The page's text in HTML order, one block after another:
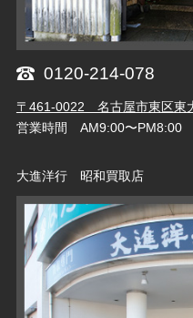
0120-214-078
〒461-0022 名古屋市東区東
営業時間 AM9:00〜PM8:00
大進洋行 昭和買取店